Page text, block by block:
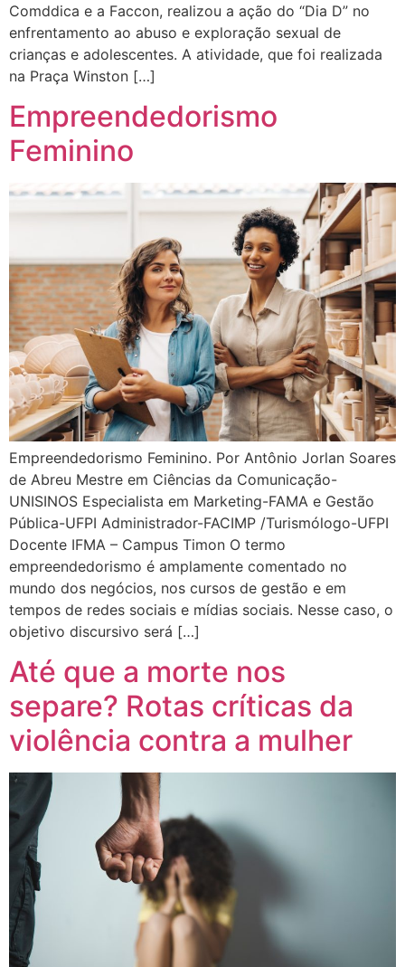
Comddica e a Faccon, realizou a ação do “Dia D” no
enfrentamento ao abuso e exploração sexual de
crianças e adolescentes. A atividade, que foi realizada
na Praça Winston […]
Empreendedorismo
Feminino
Empreendedorismo Feminino. Por Antônio Jorlan Soares
de Abreu Mestre em Ciências da Comunicação-
UNISINOS Especialista em Marketing-FAMA e Gestão
Pública-UFPI Administrador-FACIMP /Turismólogo-UFPI
Docente IFMA – Campus Timon O termo
empreendedorismo é amplamente comentado no
mundo dos negócios, nos cursos de gestão e em
tempos de redes sociais e mídias sociais. Nesse caso, o
objetivo discursivo será […]
Até que a morte nos
separe? Rotas críticas da
violência contra a mulher